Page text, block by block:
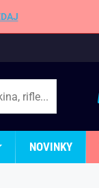
NOVINKY